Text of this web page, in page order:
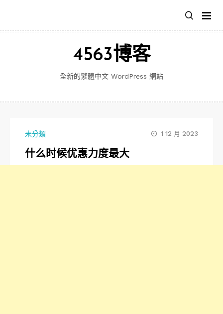
主
4563博客
全新的繁體中文 WordPress 網站
未分類 1 12 月 2023
什么时候优惠力度最大